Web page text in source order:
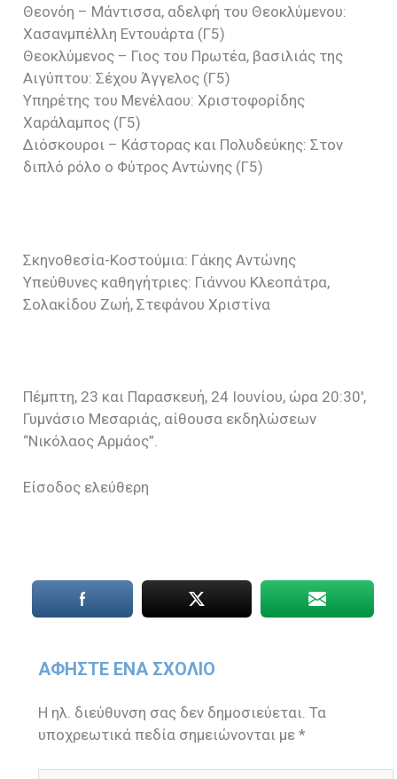
Θεονόη – Μάντισσα, αδελφή του Θεοκλύμενου:
Χασανμπέλλη Εντουάρτα (Γ5)
Θεοκλύμενος – Γιος του Πρωτέα, βασιλιάς της
Αιγύπτου: Σέχου Άγγελος (Γ5)
Υπηρέτης του Μενέλαου: Χριστοφορίδης
Χαράλαμπος (Γ5)
Διόσκουροι – Κάστορας και Πολυδεύκης: Στον
διπλό ρόλο ο Φύτρος Αντώνης (Γ5)
Σκηνοθεσία-Κοστούμια: Γάκης Αντώνης
Υπεύθυνες καθηγήτριες: Γιάννου Κλεοπάτρα,
Σολακίδου Ζωή, Στεφάνου Χριστίνα
Πέμπτη, 23 και Παρασκευή, 24 Ιουνίου, ώρα 20:30′,
Γυμνάσιο Μεσαριάς, αίθουσα εκδηλώσεων
“Νικόλαος Αρμάος”.
Είσοδος ελεύθερη
ΑΦΉΣΤΕ ΈΝΑ ΣΧΌΛΙΟ
Η ηλ. διεύθυνση σας δεν δημοσιεύεται. Τα
υποχρεωτικά πεδία σημειώνονται με*